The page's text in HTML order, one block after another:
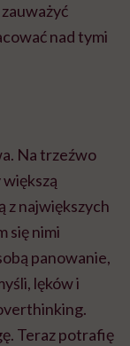
nad tymi
Na trzeźwo
większą
z największych
się nimi
panowanie,
lęków i
Teraz potrafię